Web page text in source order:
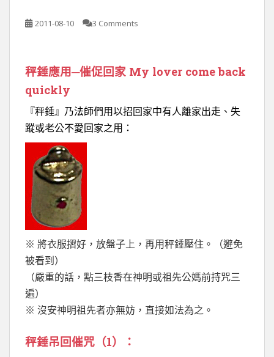
2011-08-10 3 Comments
秤錘應用─催促回家 My lover come back
quickly
『秤錘』乃法師們用以招回家中有人離家出走、失
蹤或老公不愛回家之用：
※ 將衣服摺好，放盤子上，再用秤錘壓住。（避免
被看到）
（嚴重的話，點三枝香在神明或祖先公媽前持咒三
遍）
※ 沒安神明祖先者亦無妨，直接如法為之。
秤錘吊回催咒（1）：